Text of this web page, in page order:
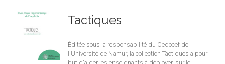
Tactiques
Éditée sous la responsabilité du Cedocef de
l'Université de Namur, la collection Tactiques a pour
but d'aider les enseignants à déployer, sur le